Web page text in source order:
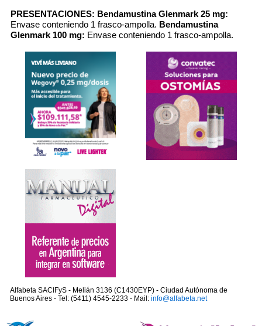
PRESENTACIONES: Bendamustina Glenmark 25 mg:
Envase conteniendo 1 frasco-ampolla. Bendamustina
Glenmark 100 mg: Envase conteniendo 1 frasco-ampolla.
Alfabeta SACIFyS - Melián 3136 (C1430EYP) - Ciudad Autónoma de
Buenos Aires - Tel: (5411) 4545-2233 - Mail: info@alfabeta.net